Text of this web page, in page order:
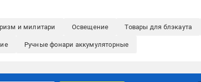
и милитари Освещение Товары для блэкаута
Ручные фонари аккумуляторные